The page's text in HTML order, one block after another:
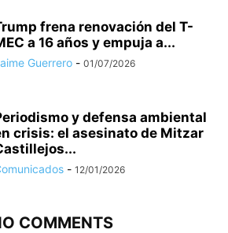
frena renovación del T-
a 16 años y empuja a...
Guerrero - 01/07/2026
y defensa ambiental
crisis: el asesinato de Mitzar
- 12/01/2026
COMMENTS